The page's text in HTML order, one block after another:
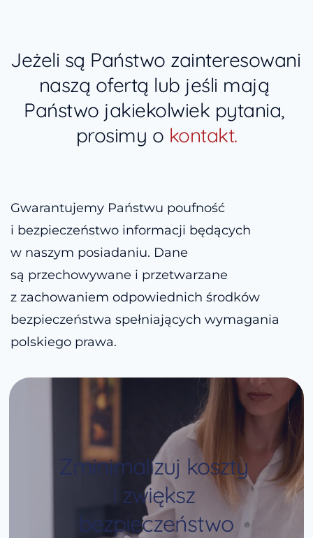
Jeżeli są Państwo zainteresowani
naszą ofertą lub jeśli mają
Państwo jakiekolwiek pytania,
prosimy o kontakt.
Gwarantujemy Państwu poufność
i bezpieczeństwo informacji będących
w naszym posiadaniu. Dane
są przechowywane i przetwarzane
z zachowaniem odpowiednich środków
bezpieczeństwa spełniających wymagania
polskiego prawa.
Zminimalizuj koszty
i zwiększ
bezpieczeństwo